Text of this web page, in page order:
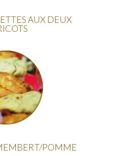
AUX DEUX
POMME